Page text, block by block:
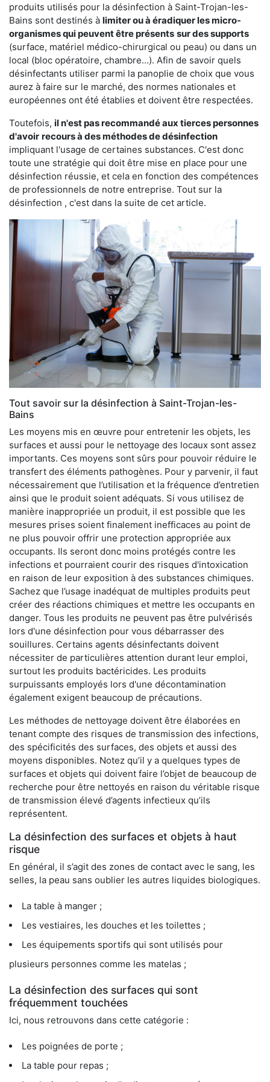
produits utilisés pour la désinfection à Saint-Trojan-les-
Bains sont destinés à limiter ou à éradiquer les micro-
organismes qui peuvent être présents sur des supports
(surface, matériel médico-chirurgical ou peau) ou dans un
local (bloc opératoire, chambre…). Afin de savoir quels
désinfectants utiliser parmi la panoplie de choix que vous
aurez à faire sur le marché, des normes nationales et
européennes ont été établies et doivent être respectées.
Toutefois, il n'est pas recommandé aux tierces personnes
d'avoir recours à des méthodes de désinfection
impliquant l'usage de certaines substances. C'est donc
toute une stratégie qui doit être mise en place pour une
désinfection réussie, et cela en fonction des compétences
de professionnels de notre entreprise. Tout sur la
désinfection , c'est dans la suite de cet article.
Tout savoir sur la désinfection à Saint-Trojan-les-
Bains
Les moyens mis en œuvre pour entretenir les objets, les
surfaces et aussi pour le nettoyage des locaux sont assez
importants. Ces moyens sont sûrs pour pouvoir réduire le
transfert des éléments pathogènes. Pour y parvenir, il faut
nécessairement que l’utilisation et la fréquence d’entretien
ainsi que le produit soient adéquats. Si vous utilisez de
manière inappropriée un produit, il est possible que les
mesures prises soient finalement inefficaces au point de
ne plus pouvoir offrir une protection appropriée aux
occupants. Ils seront donc moins protégés contre les
infections et pourraient courir des risques d'intoxication
en raison de leur exposition à des substances chimiques.
Sachez que l’usage inadéquat de multiples produits peut
créer des réactions chimiques et mettre les occupants en
danger. Tous les produits ne peuvent pas être pulvérisés
lors d'une désinfection pour vous débarrasser des
souillures. Certains agents désinfectants doivent
nécessiter de particulières attention durant leur emploi,
surtout les produits bactéricides. Les produits
surpuissants employés lors d'une décontamination
également exigent beaucoup de précautions.
Les méthodes de nettoyage doivent être élaborées en
tenant compte des risques de transmission des infections,
des spécificités des surfaces, des objets et aussi des
moyens disponibles. Notez qu’il y a quelques types de
surfaces et objets qui doivent faire l’objet de beaucoup de
recherche pour être nettoyés en raison du véritable risque
de transmission élevé d’agents infectieux qu’ils
représentent.
La désinfection des surfaces et objets à haut
risque
En général, il s’agit des zones de contact avec le sang, les
selles, la peau sans oublier les autres liquides biologiques.
La table à manger ;
Les vestiaires, les douches et les toilettes ;
Les équipements sportifs qui sont utilisés pour
plusieurs personnes comme les matelas ;
La désinfection des surfaces qui sont
fréquemment touchées
Ici, nous retrouvons dans cette catégorie :
Les poignées de porte ;
La table pour repas ;